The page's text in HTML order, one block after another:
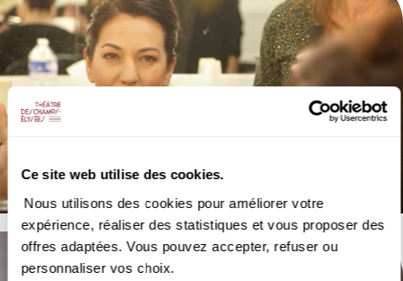
Ce site web utilise des cookies.
Nous utilisons des cookies pour améliorer votre
expérience, réaliser des statistiques et vous proposer des
offres adaptées. Vous pouvez accepter, refuser ou
personnaliser vos choix.
Werther, Massenet